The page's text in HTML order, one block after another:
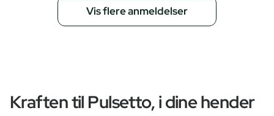
Vis flere anmeldelser
Kraften til Pulsetto, i dine hender